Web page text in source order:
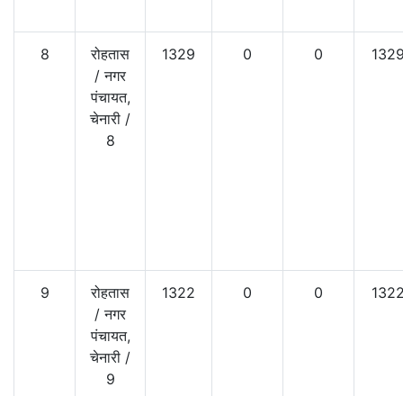
8
रोहतास
/नगर
पंचायत,
चेनारी /
8
1329 0 0
9
रोहतास
/नगर
पंचायत,
चेनारी /
9
1322 0 0